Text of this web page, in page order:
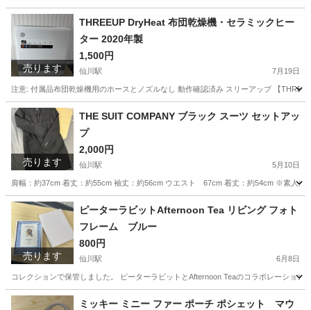
東京 調布市 スイッチ
売ります
THREEUP DryHeat 布団乾燥機・セラミックヒー
ター 2020年製
1,500円
仙川駅 7月19日
注意: 付属品布団乾燥機用のホースとノズルなし 動作確認済み スリーアップ 【
東京 調布市
売ります
THE SUIT COMPANY ブラック スーツ セットアッ
プ
2,000円
仙川駅 5月10日
肩幅：約37cm 着丈：約55cm 袖丈：約56cm ウエスト 67cm 着丈：約54cm ※素人採
東京 調布市 仙川駅 スーツ
売ります
ピーターラビットAfternoon Tea リビング フォト
フレーム ブルー
800円
仙川駅 6月8日
コレクションで保管しました。 ピーターラビットとAfternoon Teaのコラボレーショ
東京 調布市 仙川駅 ピーターラビット
ミッキー ミニー ファー ポーチ ポシェット マウ